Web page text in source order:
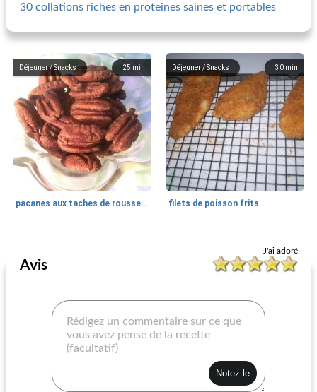
30 collations riches en proteines saines et portables
25 min
Déjeuner / Snacks
pacanes aux taches de rousseur d'ila
30 min
Déjeuner / Snacks
filets de poisson frits
J'ai adoré
Avis